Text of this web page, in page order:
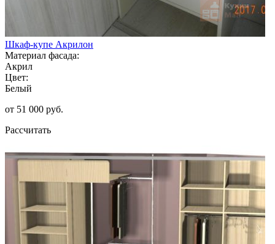
Шкаф-купе Акрилон
Материал фасада:
Акрил
Цвет:
Белый
от 51 000 руб.
Рассчитать